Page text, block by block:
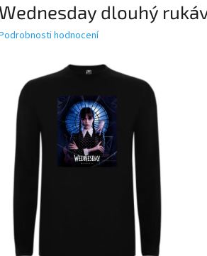
dlouhý
hodnocení